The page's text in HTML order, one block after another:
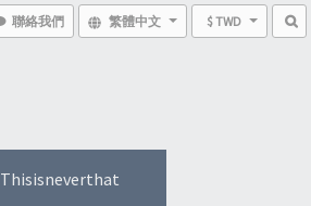
聯絡我們 繁體中文 $ TWD
Thisisneverthat